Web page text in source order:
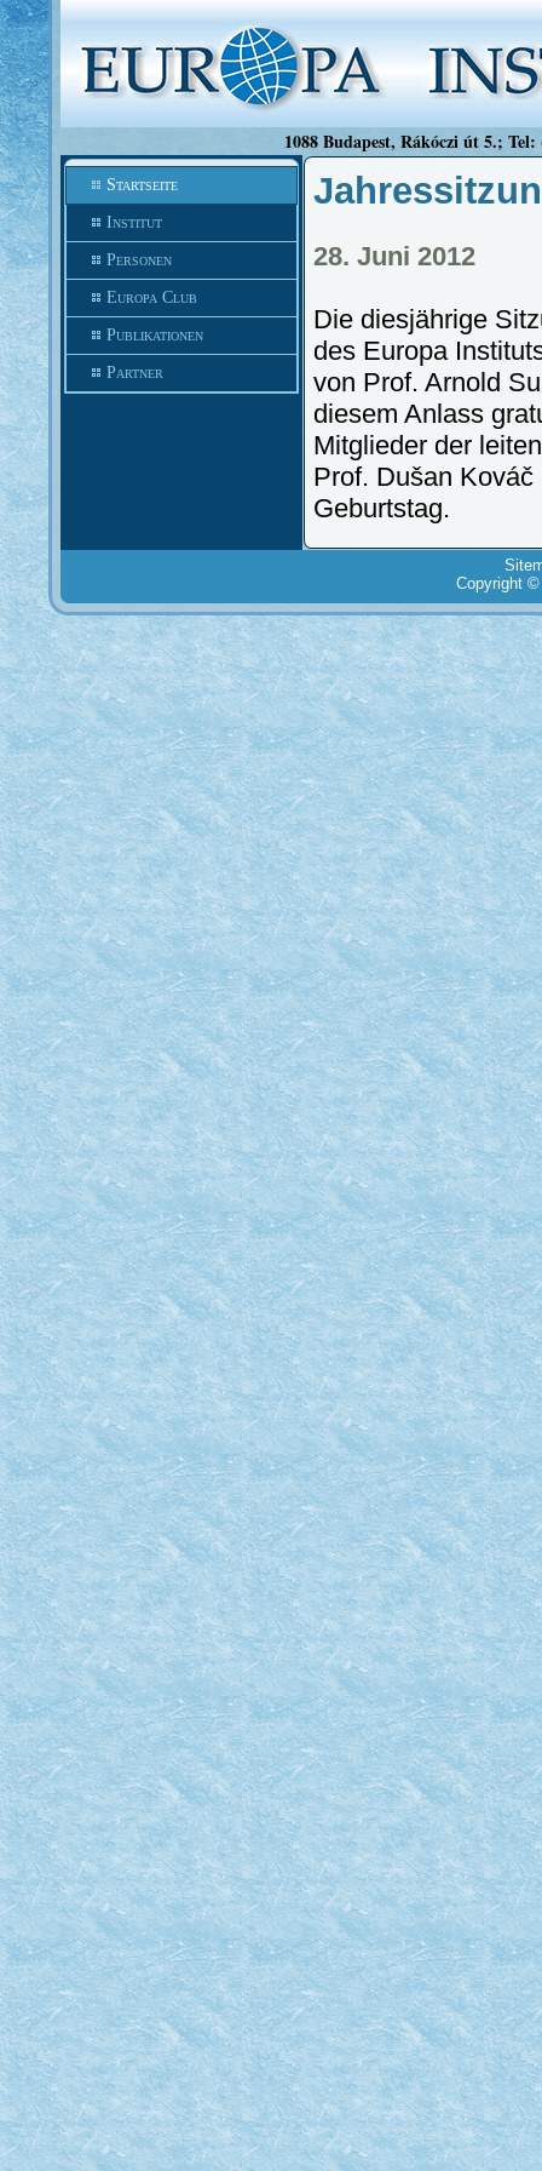
1088 Budapest, Rákóczi út 5.;
Startseite
Institut
Personen
Europa Club
Publikationen
Partner
28. Juni 2012
Die diesjährige
des Europa
von Prof. Arnold
diesem Anlass
Mitglieder der
Prof. Dušan
Geburtstag.
Copyright ©